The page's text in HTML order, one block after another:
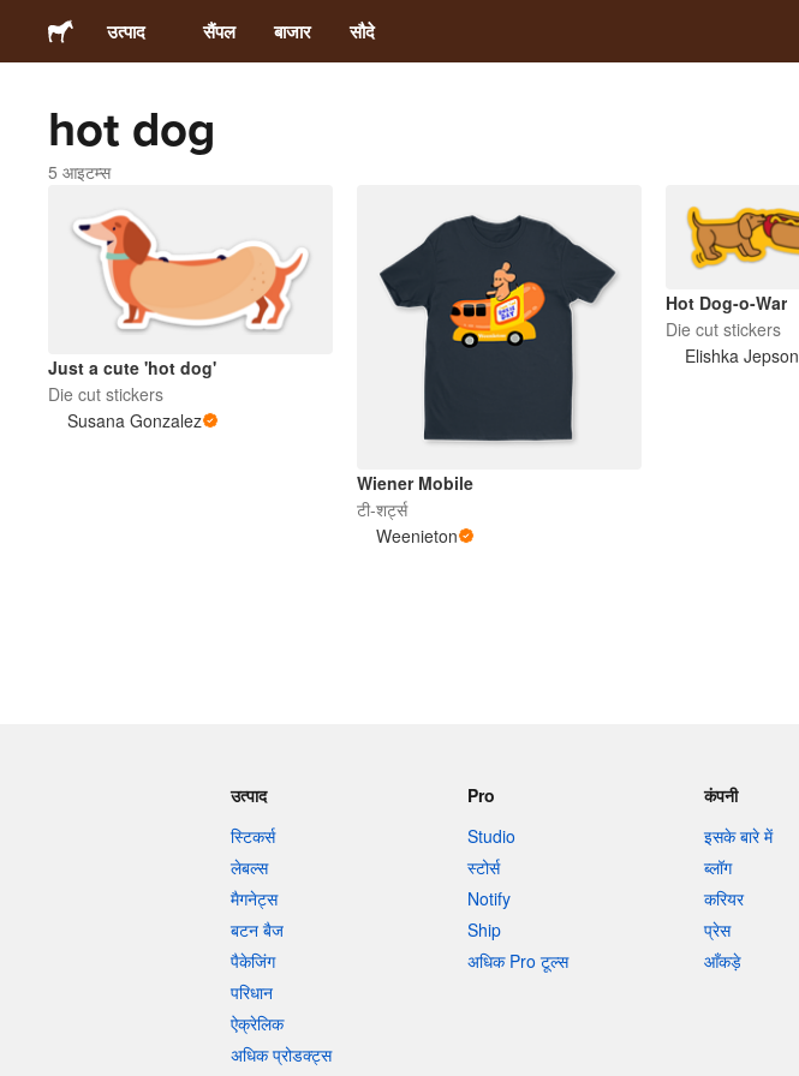
उत्पाद
स्टिकर्स
मैगनेट्स
बटन बैज
पैकेजिंग
सैंपल बाजार सौदे
hot dog
5 आइटम्स
Just a cute 'hot dog'
Die cut stickers
Susana Gonzalez
Wiener Mobile
टी-शर्ट्स
Weenieton
Hot Dog-o-War
Die cut stickers
Elishka Jepson
उत्पाद
स्टिकर्स
लेबल्स
मैगनेट्स
बटन बैज
पैकेजिंग
परिधान
ऐक्रेलिक
अधिक प्रोडक्ट्स
Pro
Studio
स्टोर्स
Notify
Ship
अधिक Pro टूल्स
कंपनी
इसके बारे में
ब्लॉग
करियर
प्रेस
आँकड़े